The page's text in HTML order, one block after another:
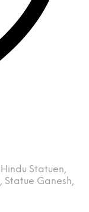
Hindu Statuen,
, Statue Ganesh,